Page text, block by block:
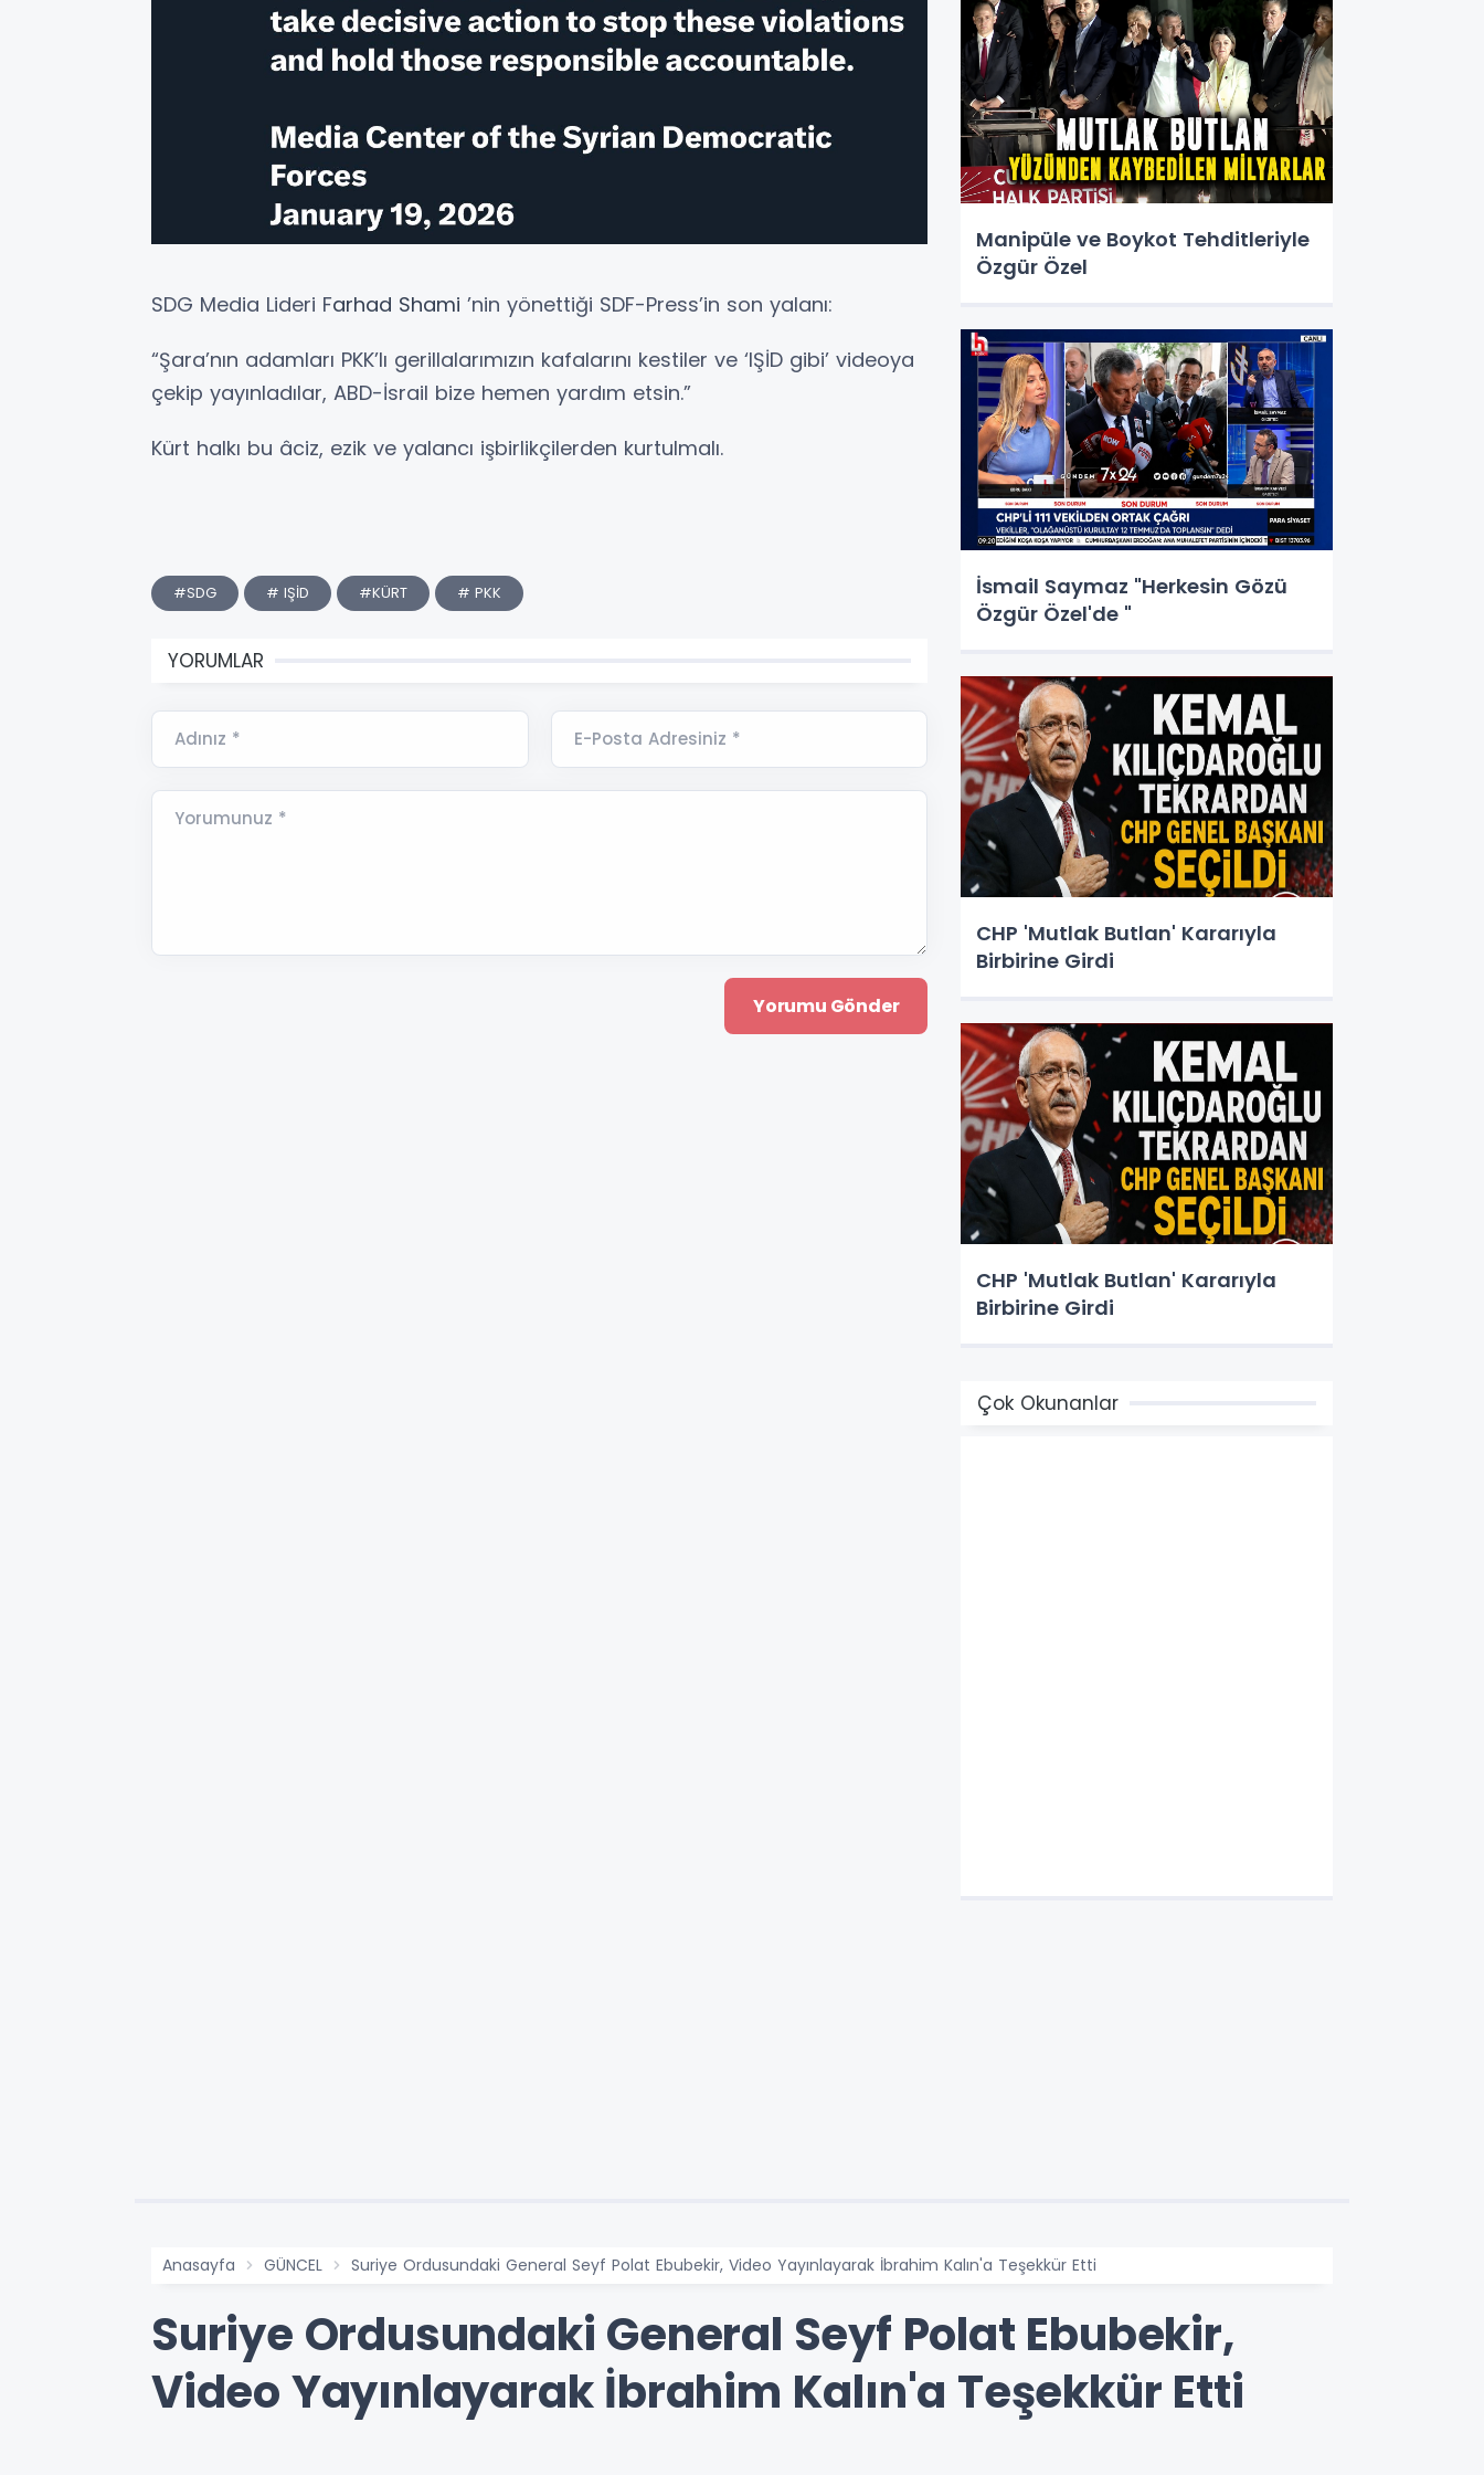
SDG Media Lideri Farhad Shami ’nin yönettiği SDF-Press’in son yalanı:
“Şara’nın adamları PKK’lı gerillalarımızın kafalarını kestiler ve ‘IŞİD gibi’ videoya
çekip yayınladılar, ABD-İsrail bize hemen yardım etsin.”
Kürt halkı bu âciz, ezik ve yalancı işbirlikçilerden kurtulmalı.
#SDG # IŞİD #KÜRT # PKK
YORUMLAR
Adınız * E-Posta Adresiniz *
Yorumunuz *
Manipüle ve Boykot Tehditleriyle
Özgür Özel
İsmail Saymaz "Herkesin Gözü
Özgür Özel'de "
CHP 'Mutlak Butlan' Kararıyla
Birbirine Girdi
CHP 'Mutlak Butlan' Kararıyla
Birbirine Girdi
Çok Okunanlar
Anasayfa GÜNCEL Suriye Ordusundaki General Seyf Polat Ebubekir, Video Yayınlayarak İbrahim Kalın'a Teşekkür Etti
Suriye Ordusundaki General Seyf Polat Ebubekir,
Video Yayınlayarak İbrahim Kalın'a Teşekkür Etti